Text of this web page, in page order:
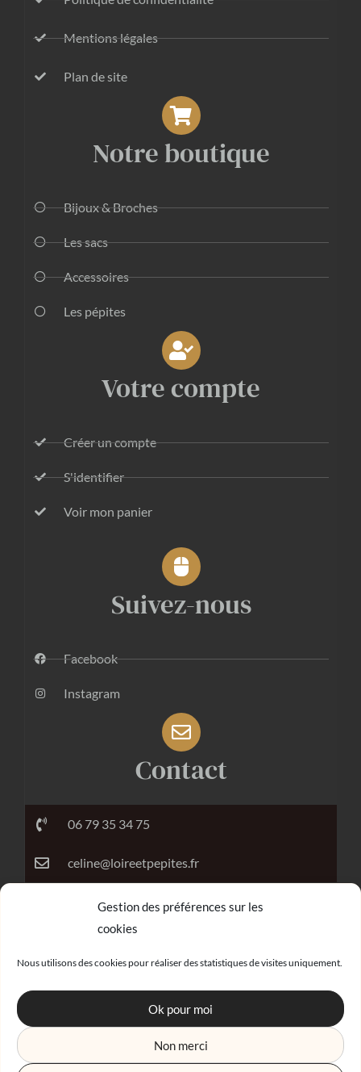
Gestion des préférences sur les
cookies
Nous utilisons des cookies pour réaliser des statistiques de visites uniquement.
Ok pour moi
Non merci
Mentions légales
Plan de site
Notre boutique
Bijoux & Broches
Les sacs
Accessoires
Les pépites
Votre compte
Créer un compte
S'identifier
Voir mon panier
Suivez-nous
Facebook
Instagram
Contact
06 79 35 34 75
celine@loireetpepites.fr
Réalisation
Agence digitale